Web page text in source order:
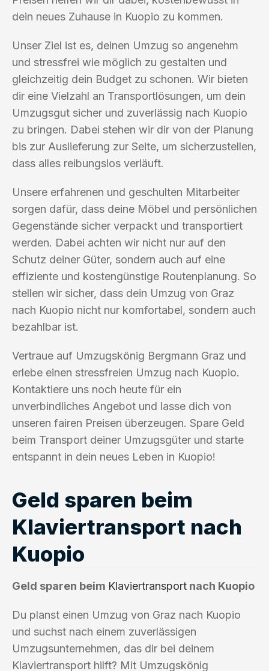
dein neues Zuhause in Kuopio zu kommen.
Unser Ziel ist es, deinen Umzug so angenehm
und stressfrei wie möglich zu gestalten und
gleichzeitig dein Budget zu schonen. Wir bieten
dir eine Vielzahl an Transportlösungen, um dein
Umzugsgut sicher und zuverlässig nach Kuopio
zu bringen. Dabei stehen wir dir von der Planung
bis zur Auslieferung zur Seite, um sicherzustellen,
dass alles reibungslos verläuft.
Unsere erfahrenen und geschulten Mitarbeiter
sorgen dafür, dass deine Möbel und persönlichen
Gegenstände sicher verpackt und transportiert
werden. Dabei achten wir nicht nur auf den
Schutz deiner Güter, sondern auch auf eine
effiziente und kostengünstige Routenplanung. So
stellen wir sicher, dass dein Umzug von Graz
nach Kuopio nicht nur komfortabel, sondern auch
bezahlbar ist.
Vertraue auf Umzugskönig Bergmann Graz und
erlebe einen stressfreien Umzug nach Kuopio.
Kontaktiere uns noch heute für ein
unverbindliches Angebot und lasse dich von
unseren fairen Preisen überzeugen. Spare Geld
beim Transport deiner Umzugsgüter und starte
entspannt in dein neues Leben in Kuopio!
Geld sparen beim
Klaviertransport nach
Kuopio
Geld sparen beim Klaviertransport nach Kuopio
Du planst einen Umzug von Graz nach Kuopio
und suchst nach einem zuverlässigen
Umzugsunternehmen, das dir bei deinem
Klaviertransport hilft? Mit Umzugskönig